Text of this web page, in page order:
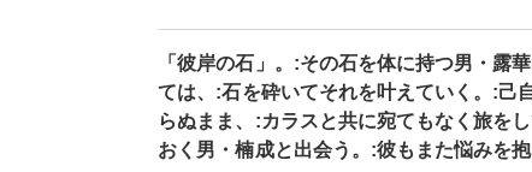
「彼岸の石」。:その石を体に持つ男・露
ては、:石を砕いてそれを叶えていく。:己
らぬまま、:カラスと共に宛てもなく旅を
おく男・楠成と出会う。:彼もまた悩みを